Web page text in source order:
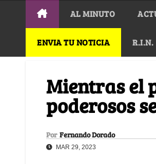
AL MINUTO
ENVIA TU NOTICIA R.I.N.
Mientras el
poderosos
Por Fernando Dorado
MAR 29, 2023